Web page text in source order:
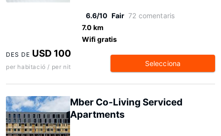
6.6/10 Fair 72 comentaris
7.0 km
Wifi gratis
DES DE USD 100
per habitació / per nit Selecciona
Mber Co-Living Serviced
Apartments